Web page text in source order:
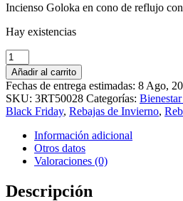
Incienso Goloka en cono de reflujo
Hay existencias
Conos
de
reflujo
Goloka
Nag
Champa
cantidad
Añadir al carrito
Fechas de entrega estimadas: 8 Ago,
SKU: 3RT50028 Categorías:
Black Friday, Rebajas de Invierno,
Información adicional
Otros datos
Valoraciones (0)
Descripción